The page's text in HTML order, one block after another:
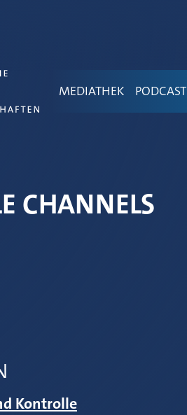
MEDIATHEK PODCAST
CHANNELS
Kontrolle